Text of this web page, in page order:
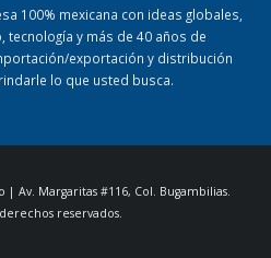
100% mexicana con ideas globales,
y más de 40 años de
exportación y distribución
lo que usted busca.
Av. Margaritas #116, Col. Bugambilias.
reservados.